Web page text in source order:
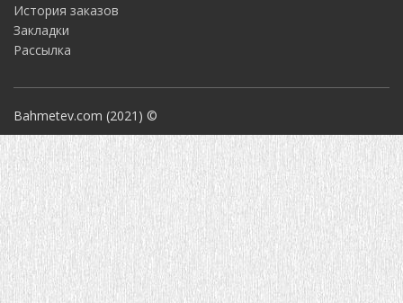
История заказов
Закладки
Рассылка
Bahmetev.com (2021) ©